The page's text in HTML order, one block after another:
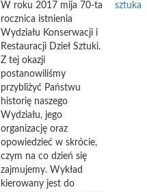
W roku 2017 mija 70-ta
rocznica istnienia
Wydziału Konserwacji i
Restauracji Dzieł Sztuki.
Z tej okazji
postanowiliśmy
przybliżyć Państwu
historię naszego
Wydziału, jego
organizację oraz
opowiedzieć w skrócie,
czym na co dzień się
zajmujemy. Wykład
kierowany jest do
sztuka